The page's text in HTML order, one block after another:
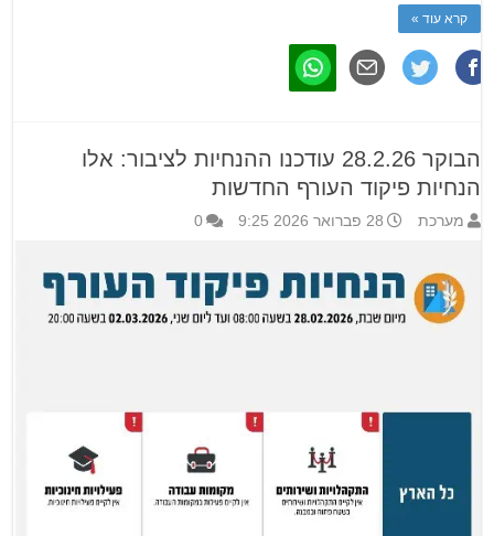
קרא עוד »
הבוקר 28.2.26 עודכנו ההנחיות לציבור: אלו
הנחיות פיקוד העורף החדשות
מערכת 28 פברואר 2026 9:25 0